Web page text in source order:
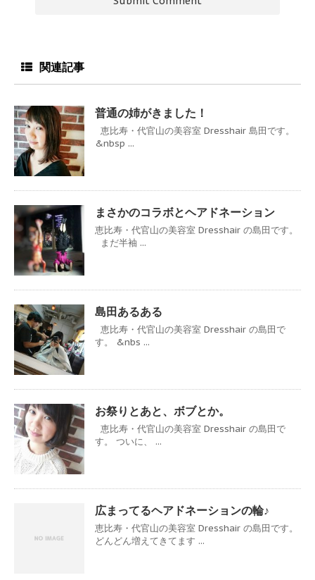
関連記事
普通の姉がきました！
恵比寿・代官山の美容室 Dresshair 島田です。
&nbsp ...
まさかのコラボとヘアドネーション
恵比寿・代官山の美容室 Dresshair の島田です。
まだ半袖 ...
島田あるある
恵比寿・代官山の美容室 Dresshair の島田で
す。 &nbs ...
お祭りとあと、ボブとか。
恵比寿・代官山の美容室 Dresshair の島田で
す。 ついに、 ...
広まってるヘアドネーションの輪♪
恵比寿・代官山の美容室 Dresshair の島田です。
どんどん増えてきてます ...